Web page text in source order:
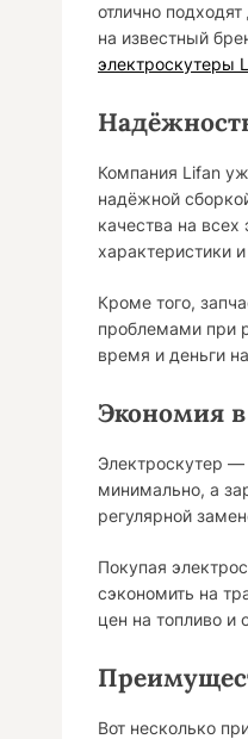
отлично
на известный
электроскутеры
Компания Lifan
надёжной
качества на
характеристики
Кроме того,
проблемами при
время и деньги
Экономия
Электроскутер —
минимально, а
регулярной
Покупая
сэкономить на
цен на топливо и
Вот несколько